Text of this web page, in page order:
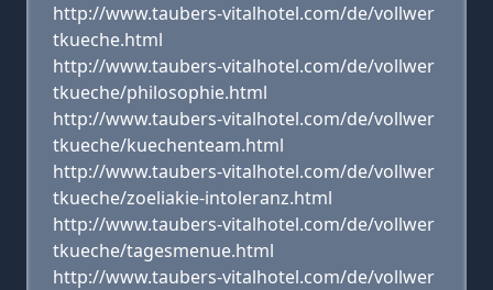
http://www.taubers-vitalhotel.com/de/vollwer
tkueche.html
http://www.taubers-vitalhotel.com/de/vollwer
tkueche/philosophie.html
http://www.taubers-vitalhotel.com/de/vollwer
tkueche/kuechenteam.html
http://www.taubers-vitalhotel.com/de/vollwer
tkueche/zoeliakie-intoleranz.html
http://www.taubers-vitalhotel.com/de/vollwer
tkueche/tagesmenue.html
http://www.taubers-vitalhotel.com/de/vollwer